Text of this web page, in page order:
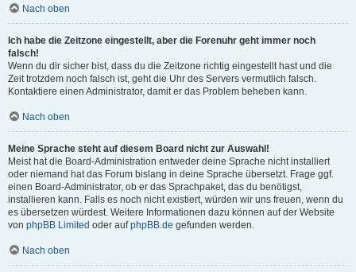
Nach oben
Ich habe die Zeitzone eingestellt, aber die Forenuhr geht immer noch
falsch!
Wenn du dir sicher bist, dass du die Zeitzone richtig eingestellt hast und die
Zeit trotzdem noch falsch ist, geht die Uhr des Servers vermutlich falsch.
Kontaktiere einen Administrator, damit er das Problem beheben kann.
Nach oben
Meine Sprache steht auf diesem Board nicht zur Auswahl!
Meist hat die Board-Administration entweder deine Sprache nicht installiert
oder niemand hat das Forum bislang in deine Sprache übersetzt. Frage ggf.
einen Board-Administrator, ob er das Sprachpaket, das du benötigst,
installieren kann. Falls es noch nicht existiert, würden wir uns freuen, wenn du
es übersetzen würdest. Weitere Informationen dazu können auf der Website
von phpBB Limited oder aufphpBB.de gefunden werden.
Nach oben